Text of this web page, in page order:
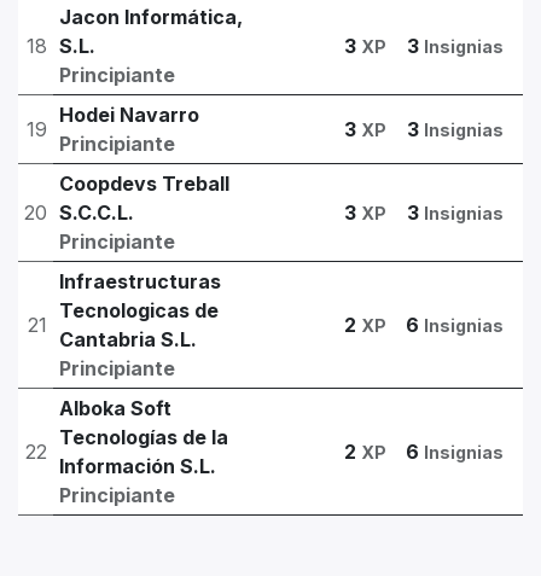
18
Jacon Informática,
S.L.
Principiante
3 XP 3 Insignias
19
Hodei Navarro
Principiante
3 XP 3 Insignias
20
Coopdevs Treball
S.C.C.L.
Principiante
3 XP 3 Insignias
21
Infraestructuras
Tecnologicas de
Cantabria S.L.
Principiante
2 XP 6 Insignias
22
Alboka Soft
Tecnologías de la
Información S.L.
Principiante
2 XP 6 Insignias